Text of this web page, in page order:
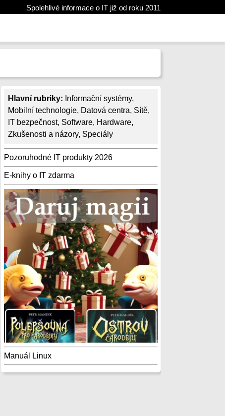
Spolehlivé informace o IT již od roku 2011
Hlavní rubriky: Informační systémy,
Mobilní technologie, Datová centra, Sítě,
IT bezpečnost, Software, Hardware,
Zkušenosti a názory, Speciály
Pozoruhodné IT produkty 2026
E-knihy o IT zdarma
Manuál Linux